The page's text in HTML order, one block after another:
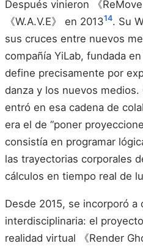
Después vinieron 《
《W.A.V.E》 en 201314. Su
sus cruces entre nuevos
compañía YiLab, fundada
define precisamente por
danza y los nuevos
entró en esa cadena de
era el de “poner
consistía en programar
las trayectorias corporales
cálculos en tiempo real de
Desde 2015, se incorporó a
interdisciplinaria: el
realidad virtual 《Render